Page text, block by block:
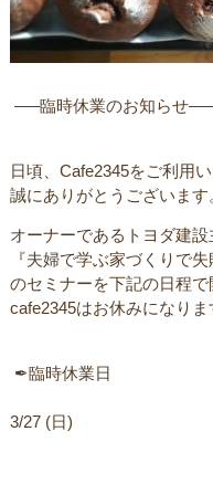
ㅤㅤ —–臨時休業のお知らせ
日頃、Cafe2345をご利用
誠にありがとうございます
オーナーであるトヨダ建設
ㅤ『夫婦で学ぶ家づくりで
のセミナーを下記の日程で
cafe2345はお休みになります
ㅤ ✒︎臨時休業日
3/27 (日)